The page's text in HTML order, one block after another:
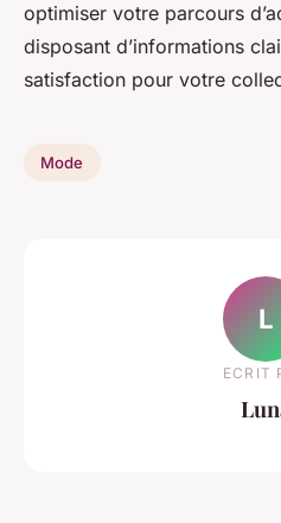
optimiser votre parcours
disposant d’informations
satisfaction pour votre
Mode
L
ECRIT